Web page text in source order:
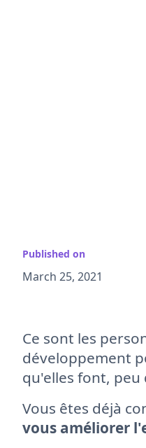
Published on
March 25, 2021
Ce sont les
développement
qu'elles font, peu
Vous êtes déjà
vous améliorer